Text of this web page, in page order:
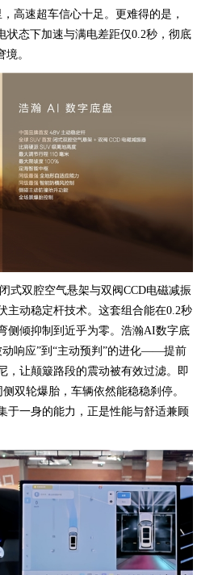
高速超车信心十足。更难得的是，
状态下加速与满电差距仅0.2秒，彻底
。
式双腔空气悬架与双阀CCD电磁减振
主动稳定杆技术。这套组合能在0.2秒
侧倾抑制到近乎为零。浩瀚AI数字底
响应”到“主动预判”的进化——提前
，让颠簸路段的震动被有效过滤。即
双轮爆胎，车辆依然能稳稳刹停。
于一身的能力，正是性能与舒适兼顾